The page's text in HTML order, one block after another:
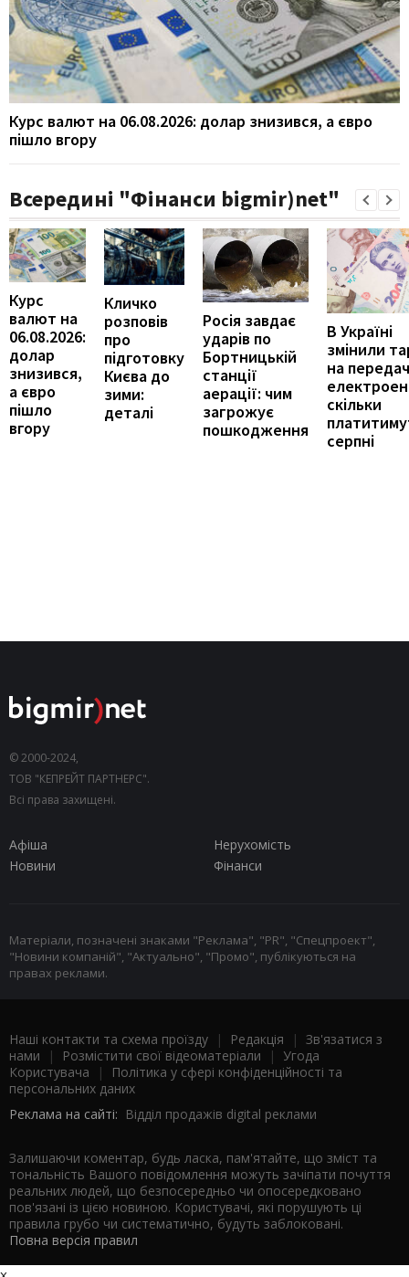
Курс валют на 06.08.2026: долар знизився, а євро
пішло вгору
Всередині "Фінанси bigmir)net"
Курс
валют на
06.08.2026:
долар
знизився,
а євро
пішло
вгору
Кличко
розповів
про
підготовку
Києва до
зими:
деталі
Росія завдає
ударів по
Бортницькій
станції
аерації: чим
загрожує
пошкодження
В Україні
змінили
на
скільки
серпні
© 2000-2024,
ТОВ "КЕПРЕЙТ ПАРТНЕРС".
Всі права захищені.
Афіша
Нерухомість
Новини
Фінанси
Матеріали, позначені знаками "Реклама", "PR", "Спецпроект",
"Новини компаній", "Актуально", "Промо", публікуються на
правах реклами.
Наші контакти та схема проїзду | Редакція | Зв'язатися з
нами | Розмістити свої відеоматеріали | Угода
Користувача |
Політика у сфері конфіденційності та
персональних даних
Реклама на сайті: Відділ продажів digital реклами
Залишаючи коментар, будь ласка, пам'ятайте, що зміст та
тональність Вашого повідомлення можуть зачіпати почуття
реальних людей, що безпосередньо чи опосередковано
пов'язані із цією новиною. Користувачі, які порушують ці
правила грубо чи систематично, будуть заблоковані.
Повна версія правил